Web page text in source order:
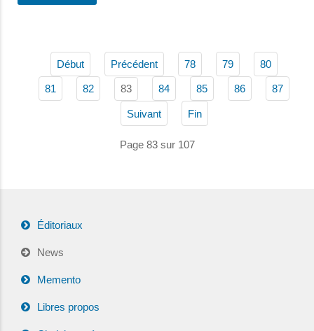
Début Précédent 78 79 80
81 82 83 84 85 86 87
Suivant Fin
Page 83 sur 107
Éditoriaux
News
Memento
Libres propos